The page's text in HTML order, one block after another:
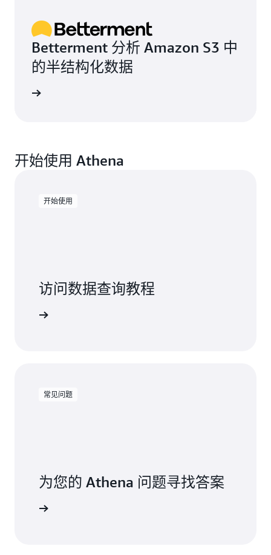
Betterment 分析 Amazon S3 中
的半结构化数据
开始使用 Athena
开始使用
访问数据查询教程
常见问题
为您的 Athena 问题寻找答案